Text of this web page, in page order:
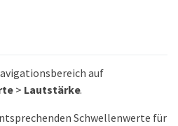
auf
> Lautstärke.
Schwellenwerte für